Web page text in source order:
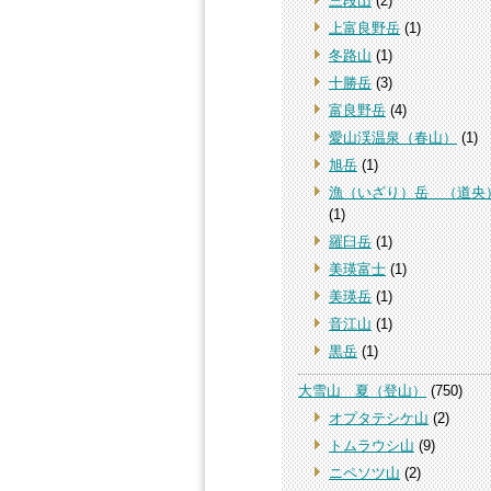
上富良野岳(1)
冬路山(1)
十勝岳(3)
富良野岳(4)
愛山渓温泉（春山）(1)
旭岳(1)
漁（いざり）岳 （道央
(1)
羅臼岳(1)
美瑛富士(1)
美瑛岳(1)
音江山(1)
黒岳(1)
大雪山 夏（登山）(750)
オプタテシケ山(2)
トムラウシ山(9)
ニペソツ山(2)